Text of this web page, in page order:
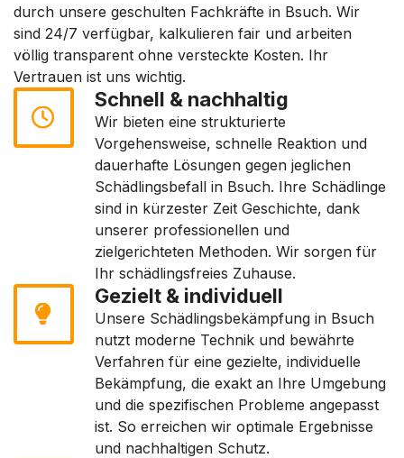
durch unsere geschulten Fachkräfte in Bsuch. Wir
sind 24/7 verfügbar, kalkulieren fair und arbeiten
völlig transparent ohne versteckte Kosten. Ihr
Vertrauen ist uns wichtig.
Schnell & nachhaltig
Wir bieten eine strukturierte
Vorgehensweise, schnelle Reaktion und
dauerhafte Lösungen gegen jeglichen
Schädlingsbefall in Bsuch. Ihre Schädlinge
sind in kürzester Zeit Geschichte, dank
unserer professionellen und
zielgerichteten Methoden. Wir sorgen für
Ihr schädlingsfreies Zuhause.
Gezielt & individuell
Unsere Schädlingsbekämpfung in Bsuch
nutzt moderne Technik und bewährte
Verfahren für eine gezielte, individuelle
Bekämpfung, die exakt an Ihre Umgebung
und die spezifischen Probleme angepasst
ist. So erreichen wir optimale Ergebnisse
und nachhaltigen Schutz.